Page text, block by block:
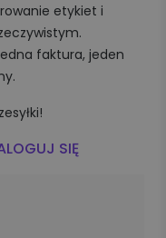
etykiet i
faktura, jeden
SIĘ